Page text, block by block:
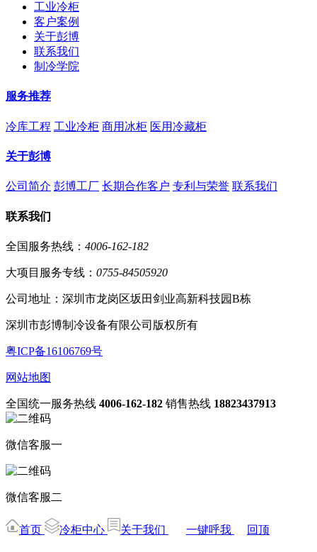
工业冷柜
客户案例
关于彭博
联系我们
制冷学院
服务推荐
冷库工程 工业冷柜 商用冰柜 医用冷藏柜
关于彭博
公司简介 彭博工厂 长期合作客户 专利与荣誉 联系我们
联系我们
全国服务热线： 4006-162-182
大项目服务专线： 0755-84505920
公司地址：深圳市龙岗区坂田剑业高新科技园B栋
深圳市彭博制冷设备有限公司版权所有
粤ICP备16106769号
网站地图
全国统一服务热线 4006-162-182 销售热线 18823437913
微信客服一
微信客服二
首页 冷柜中心 关于我们 一键呼我 回顶